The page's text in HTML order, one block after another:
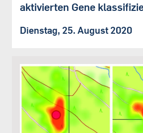
aktivierten Gene
Dienstag, 25. August 2020